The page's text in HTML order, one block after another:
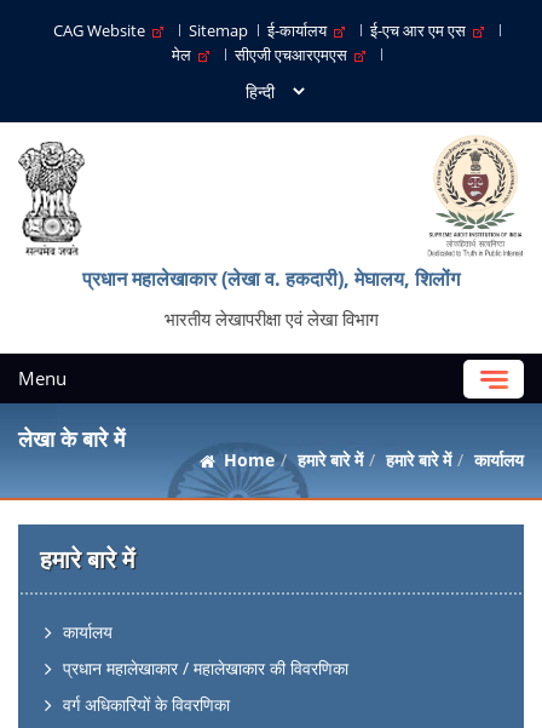
CAG Website Sitemap ई-कार्यालय
ई-एच आर एम एस
मेल
सीएजी एचआरएमएस
प्रधान महालेखाकार (लेखा व. हकदारी), मेघालय, शिलोंग
भारतीय लेखापरीक्षा एवं लेखा विभाग
Menu
लेखा के बारे में
Home हमारे बारे में हमारे बारे में कार्यालय
हमारे बारे में
कार्यालय
प्रधान महालेखाकार / महालेखाकार की विवरणिका
वर्ग अधिकारियों के विवरणिका